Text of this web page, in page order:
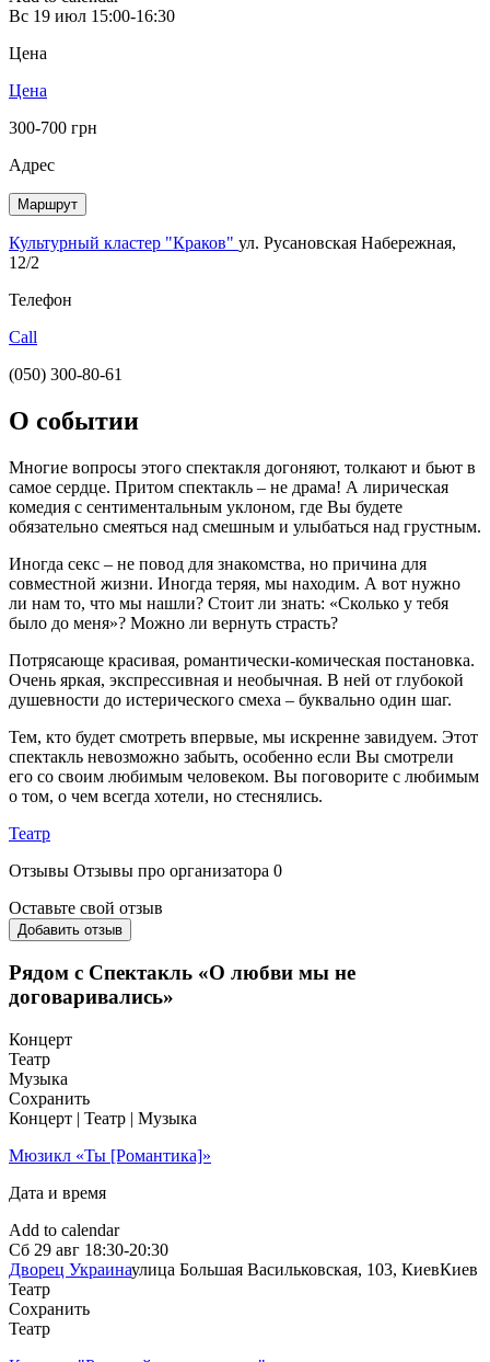
Вс 19 июл 15:00-16:30
Цена
Цена
300-700 грн
Адрес
Маршрут
Культурный кластер "Краков" ул. Русановская Набережная,
12/2
Телефон
Call
(050) 300-80-61
О событии
Многие вопросы этого спектакля догоняют, толкают и бьют в
самое сердце. Притом спектакль – не драма! А лирическая
комедия с сентиментальным уклоном, где Вы будете
обязательно смеяться над смешным и улыбаться над грустным.
Иногда секс – не повод для знакомства, но причина для
совместной жизни. Иногда теряя, мы находим. А вот нужно
ли нам то, что мы нашли? Стоит ли знать: «Сколько у тебя
было до меня»? Можно ли вернуть страсть?
Потрясающе красивая, романтически-комическая постановка.
Очень яркая, экспрессивная и необычная. В ней от глубокой
душевности до истерического смеха – буквально один шаг.
Тем, кто будет смотреть впервые, мы искренне завидуем. Этот
спектакль невозможно забыть, особенно если Вы смотрели
его со своим любимым человеком. Вы поговорите с любимым
о том, о чем всегда хотели, но стеснялись.
Театр
Отзывы Отзывы про организатора 0
Оставьте свой отзыв
Добавить отзыв
Рядом с Спектакль «О любви мы не
договаривались»
Концерт
Театр
Музыка
Сохранить
Концерт | Театр | Музыка
Мюзикл «Ты [Романтика]»
Дата и время
Add to calendar
Сб 29 авг 18:30-20:30
Дворец Украинаулица Большая Васильковская, 103, КиевКиев
Театр
Сохранить
Театр